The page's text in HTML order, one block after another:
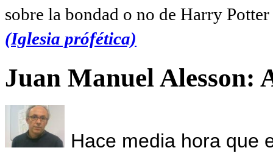
sobre la bondad o no de Harry
(Iglesia prófética)
Juan Manuel Alesson:
Hace media hora que